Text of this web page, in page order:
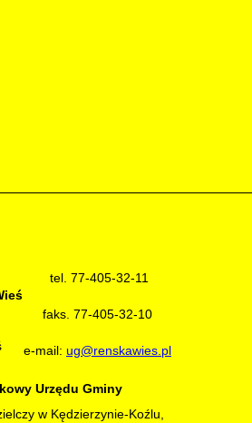
tel. 77-405-32-11
faks. 77-405-32-10
e-mail: ug@renskawies.pl
Urzędu Gminy
w Kędzierzynie-Koźlu,